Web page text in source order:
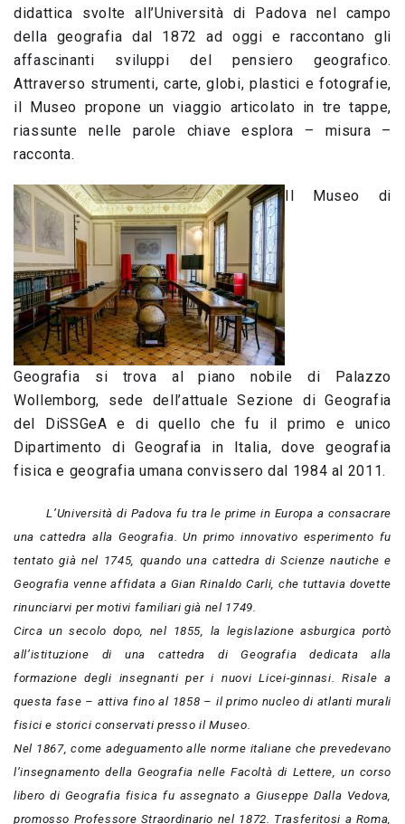
didattica svolte all’Università di Padova nel campo
della geografia dal 1872 ad oggi e raccontano gli
affascinanti sviluppi del pensiero geografico.
Attraverso strumenti, carte, globi, plastici e fotografie,
il Museo propone un viaggio articolato in tre tappe,
riassunte nelle parole chiave esplora – misura –
racconta.
Il Museo di
Geografia si trova al piano nobile di Palazzo
Wollemborg, sede dell’attuale Sezione di Geografia
del DiSSGeA e di quello che fu il primo e unico
Dipartimento di Geografia in Italia, dove geografia
fisica e geografia umana convissero dal 1984 al 2011.
L’Università di Padova fu tra le prime in Europa a consacrare
una cattedra alla Geografia. Un primo innovativo esperimento fu
tentato già nel 1745, quando una cattedra di Scienze nautiche e
Geografia venne affidata a Gian Rinaldo Carli, che tuttavia dovette
rinunciarvi per motivi familiari già nel 1749.
Circa un secolo dopo, nel 1855, la legislazione asburgica portò
all’istituzione di una cattedra di Geografia dedicata alla
formazione degli insegnanti per i nuovi Licei-ginnasi. Risale a
questa fase – attiva fino al 1858 – il primo nucleo di atlanti murali
fisici e storici conservati presso il Museo.
Nel 1867, come adeguamento alle norme italiane che prevedevano
l’insegnamento della Geografia nelle Facoltà di Lettere, un corso
libero di Geografia fisica fu assegnato a Giuseppe Dalla Vedova,
promosso Professore Straordinario nel 1872. Trasferitosi a Roma,